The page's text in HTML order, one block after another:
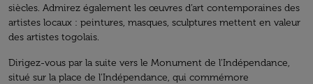
siècles. Admirez également les œuvres d’art contemporaines des
artistes locaux : peintures, masques, sculptures mettent en valeur
des artistes togolais.
Dirigez-vous par la suite vers le Monument de l'Indépendance,
situé sur la place de l'Indépendance, qui commémore